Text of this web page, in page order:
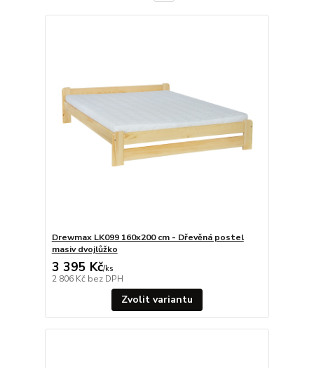
Drewmax LK099 160x200 cm - Dřevěná postel
masiv dvojlůžko
3 395 Kč/ks
2 806 Kč bez DPH
Zvolit variantu